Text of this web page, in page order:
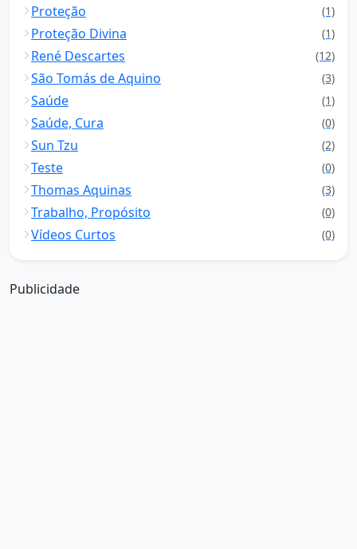
Proteção (1)
Proteção Divina (1)
René Descartes (12)
São Tomás de Aquino (3)
Saúde (1)
Saúde, Cura (0)
Sun Tzu (2)
Teste (0)
Thomas Aquinas (3)
Trabalho, Propósito (0)
Vídeos Curtos (0)
Publicidade